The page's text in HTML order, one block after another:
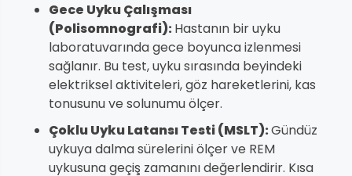
Gece Uyku Çalışması
(Polisomnografi):Hastanın bir uyku
laboratuvarında gece boyunca izlenmesi
sağlanır. Bu test, uyku sırasında beyindeki
elektriksel aktiviteleri, göz hareketlerini, kas
tonusunu ve solunumu ölçer.
Çoklu Uyku Latansı Testi (MSLT):Gündüz
uykuya dalma sürelerini ölçer ve REM
uykusuna geçiş zamanını değerlendirir. Kısa